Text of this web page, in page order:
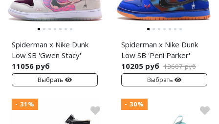
Spiderman x Nike Dunk
Low SB 'Gwen Stacy'
11056 руб
Выбрать
Spiderman x Nike Dunk
Low SB 'Peni Parker'
10205 руб 13607 руб
Выбрать
- 31% - 30%